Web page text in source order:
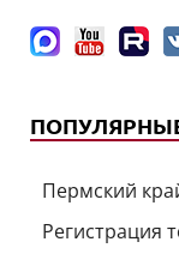
Пермский
Регистрация